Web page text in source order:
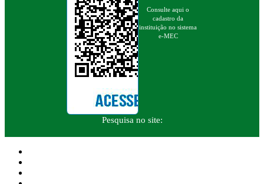
Consulte aqui o
cadastro da
instituição no sistema
e-MEC
Pesquisa no site: